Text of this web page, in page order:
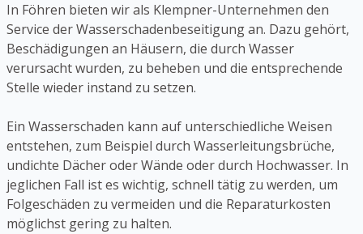
In Föhren bieten wir als Klempner-Unternehmen den
Service der Wasserschadenbeseitigung an. Dazu gehört,
Beschädigungen an Häusern, die durch Wasser
verursacht wurden, zu beheben und die entsprechende
Stelle wieder instand zu setzen.
Ein Wasserschaden kann auf unterschiedliche Weisen
entstehen, zum Beispiel durch Wasserleitungsbrüche,
undichte Dächer oder Wände oder durch Hochwasser. In
jeglichen Fall ist es wichtig, schnell tätig zu werden, um
Folgeschäden zu vermeiden und die Reparaturkosten
möglichst gering zu halten.